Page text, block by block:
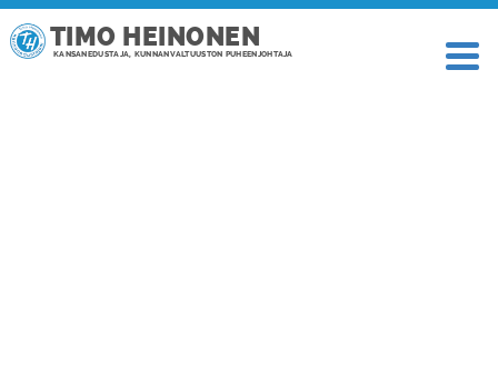
TIMO HEINONEN
KANSANEDUSTAJA, KUNNANVALTUUSTON PUHEENJOHTAJA